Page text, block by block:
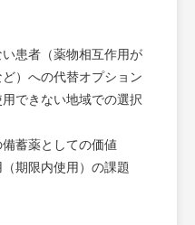
患者（薬物相互作用が
）への代替オプション
できない地域での選択
蓄薬としての価値
期限内使用）の課題